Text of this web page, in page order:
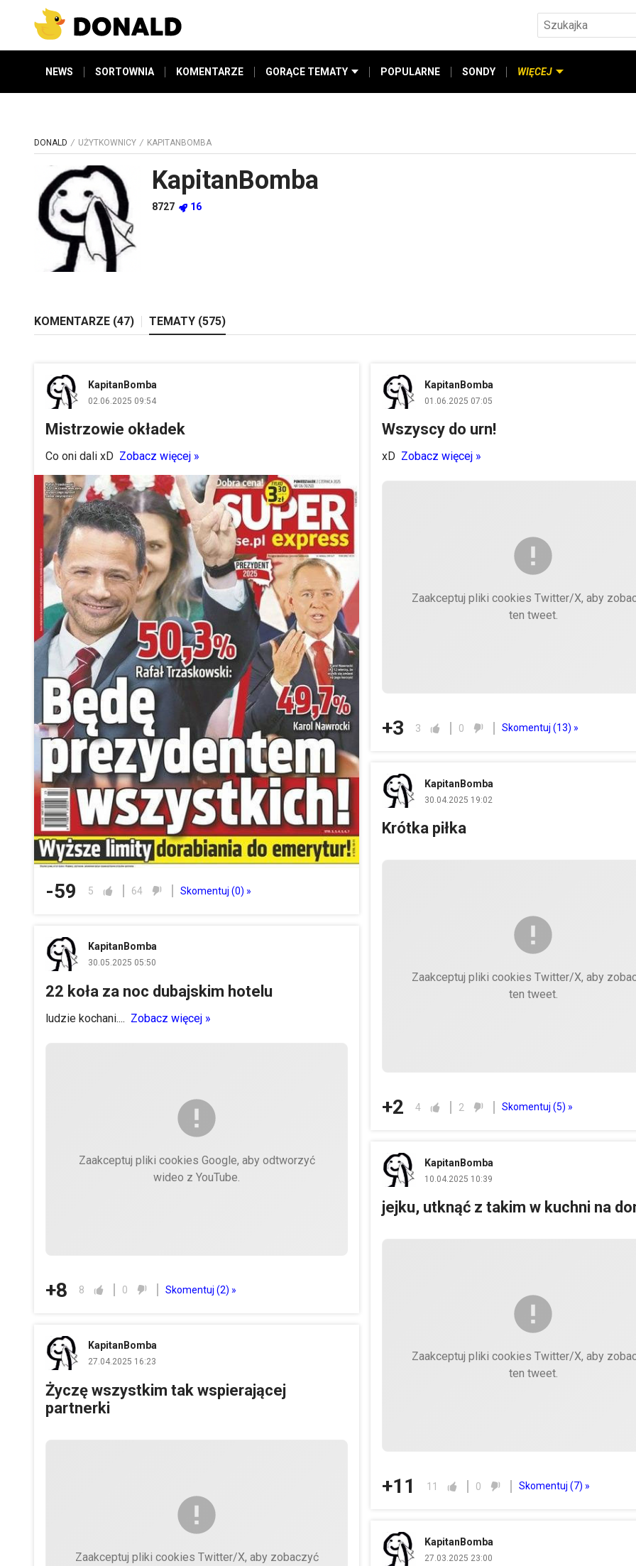
NEWS SORTOWNIA KOMENTARZE GORĄCE TEMATY POPULARNE SONDY WIĘCEJ
DONALD UŻYTKOWNICY KAPITANBOMBA
KapitanBomba
8727 16
KOMENTARZE (47) TEMATY (575)
KapitanBomba
02.06.2025 09:54
Mistrzowie okładek
Co oni dali xD Zobacz więcej »
-59 5 64 Skomentuj (0) »
KapitanBomba
30.05.2025 05:50
22 koła za noc dubajskim hotelu
ludzie kochani.... Zobacz więcej »
Zaakceptuj pliki cookies Google, aby odtworzyć
wideo z YouTube.
+8 8 0 Skomentuj (2) »
KapitanBomba
27.04.2025 16:23
Życzę wszystkim tak wspierającej
partnerki
Zaakceptuj pliki cookies Twitter/X, aby zobaczyć
KapitanBomba
01.06.2025 07:05
Wszyscy do urn!
xD Zobacz więcej »
Zaakceptuj pliki cookies Twitter/X, aby
ten tweet.
+3 3 0 Skomentuj (13) »
KapitanBomba
30.04.2025 19:02
Krótka piłka
Zaakceptuj pliki cookies Twitter/X, aby
ten tweet.
+2 4 2 Skomentuj (5) »
KapitanBomba
10.04.2025 10:39
jejku, utknąć z takim w kuchni na
Zaakceptuj pliki cookies Twitter/X, aby
ten tweet.
+11 11 0 Skomentuj (7) »
KapitanBomba
27.03.2025 23:00